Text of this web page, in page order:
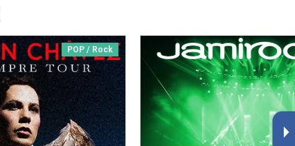
POP / Rock